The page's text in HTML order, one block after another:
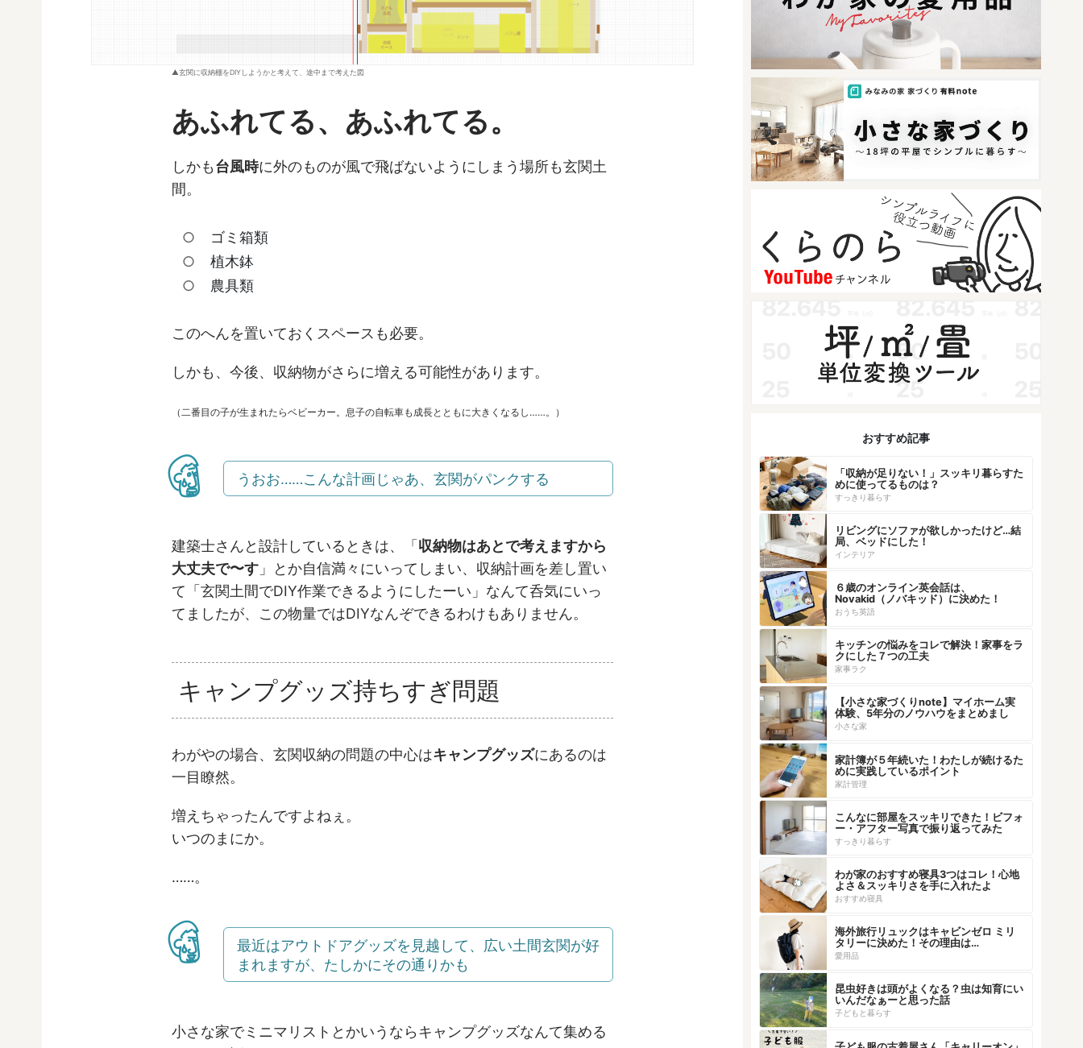
玄関に収納棚をDIYしようかと考えて、途中まで考えた図
あふれてる、あふれてる。
しかも台風時に外のものが風で飛ばないようにしまう場所も玄関土
間。
ゴミ箱類
植木鉢
農具類
このへんを置いておくスペースも必要。
しかも、今後、収納物がさらに増える可能性があります。
（二番目の子が生まれたらベビーカー。息子の自転車も成長とともに大きくなるし……。）
うおお……こんな計画じゃあ、玄関がパンクする
建築士さんと設計しているときは、「 収納物はあとで考えますから
大丈夫で〜す 」とか自信満々にいってしまい、収納計画を差し置い
て「玄関土間でDIY作業できるようにしたーい」なんて呑気にいっ
てましたが、この物量ではDIYなんぞできるわけもありません。
キャンプグッズ持ちすぎ問題
わがやの場合、玄関収納の問題の中心はキャンプグッズにあるのは
一目瞭然。
増えちゃったんですよねぇ。
いつのまにか。
……。
最近はアウトドアグッズを見越して、広い土間玄関が好
まれますが、たしかにその通りかも
小さな家でミニマリストとかいうならキャンプグッズなんて集める
おすすめ記事
「収納が足りない！」スッキリ暮らすた
めに使ってるものは？
すっきり暮らす
リビングにソファが欲しかったけど…結
局、ベッドにした！
インテリア
６歳のオンライン英会話は、
Novakid（ノバキッド）に決めた！
おうち英語
キッチンの悩みをコレで解決！家事をラ
クにした７つの工夫
家事ラク
【小さな家づくりnote】マイホーム実
体験、5年分のノウハウをまとめまし
た！
小さな家
家計簿が５年続いた！わたしが続けるた
めに実践しているポイント
家計管理
こんなに部屋をスッキリできた！ビフォ
ー・アフター写真で振り返ってみた
すっきり暮らす
わが家のおすすめ寝具3つはコレ！心地
よさ＆スッキリさを手に入れたよ
おすすめ寝具
海外旅行リュックはキャビンゼロ ミリ
タリーに決めた！その理由は…
愛用品
昆虫好きは頭がよくなる？虫は知育にい
いんだなぁーと思った話
子どもと暮らす